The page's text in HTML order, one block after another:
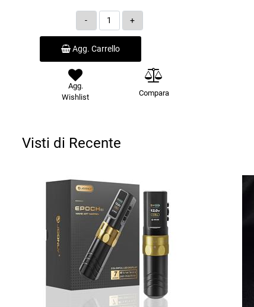
Quantità
Agg. Carrello
Agg.
Wishlist
Compara
Visti di Recente